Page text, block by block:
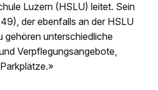
Luzern (HSLU) leitet. Sein
der ebenfalls an der HSLU
unterschiedliche
Verpflegungsangebote,